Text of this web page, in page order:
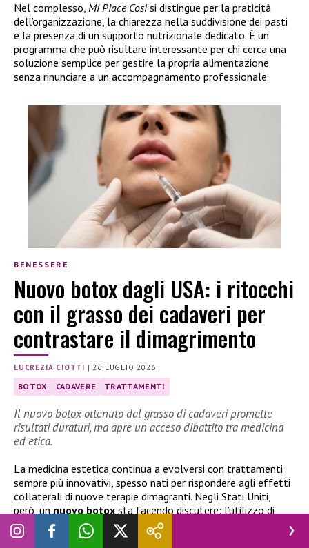
Nel complesso, Mi Piace Così si distingue per la praticità
dell’organizzazione, la chiarezza nella suddivisione dei pasti
e la presenza di un supporto nutrizionale dedicato. È un
programma che può risultare interessante per chi cerca una
soluzione semplice per gestire la propria alimentazione
senza rinunciare a un accompagnamento professionale.
BENESSERE
Nuovo botox dagli USA: i ritocchi
con il grasso dei cadaveri per
contrastare il dimagrimento
LUCREZIA CIOTTI | 26 LUGLIO 2026
BOTOX CADAVERE TRATTAMENTI
Il nuovo botox ottenuto dal grasso di cadaveri promette
risultati duraturi, ma apre un acceso dibattito tra medicina
ed etica.
La medicina estetica continua a evolversi con trattamenti
sempre più innovativi, spesso nati per rispondere agli effetti
collaterali di nuove terapie dimagranti. Negli Stati Uniti,
però, unnuovo botoxsta facendo discutere: l’utilizzo di
grasso umano proveniente daicadaveri
volumi del viso e del corpo persi dopo un rapido calo di peso.